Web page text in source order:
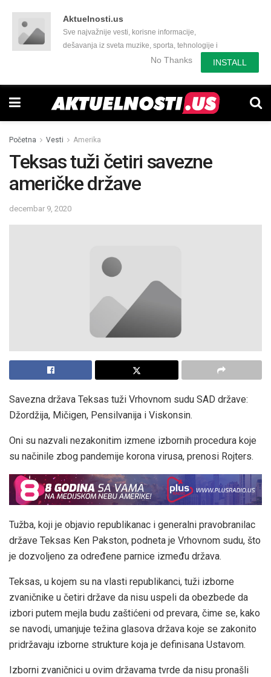
Aktuelnosti.us
Sve najvažnije vesti, korisne informacije,
dešavanja iz sveta muzike, sporta, tehnologije i
još mnogo toga zanimljivog.No Thanks INSTALL
Početna Vesti Amerika
Teksas tuži četiri savezne
američke države
decembar 9, 2020
Savezna država Teksas tuži Vrhovnom sudu SAD države:
Džordžija, Mičigen, Pensilvanija i Viskonsin.
Oni su nazvali nezakonitim izmene izbornih procedura koje
su načinile zbog pandemije korona virusa, prenosi Rojters.
Tužba, koji je objavio republikanac i generalni pravobranilac
države Teksas Ken Pakston, podneta je Vrhovnom sudu, što
je dozvoljeno za određene parnice između država.
Teksas, u kojem su na vlasti republikanci, tuži izborne
zvaničnike u četiri države da nisu uspeli da obezbede da
izbori putem mejla budu zaštićeni od prevara, čime se, kako
se navodi, umanjuje težina glasova država koje se zakonito
pridržavaju izborne strukture koja je definisana Ustavom.
Izborni zvaničnici u ovim državama tvrde da nisu pronašli